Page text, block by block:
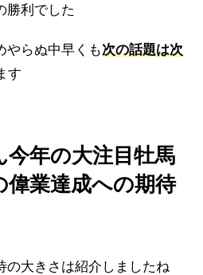
勝利でした
やらぬ中早くも次の話題は次
す
年の大注目牡馬
偉業達成への期待
の大きさは紹介しましたね